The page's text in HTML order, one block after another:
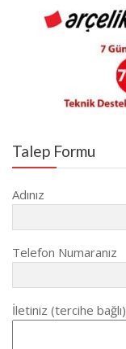
Talep Formu
Adınız
Telefon Numaranız
İletiniz (tercihe bağlı)